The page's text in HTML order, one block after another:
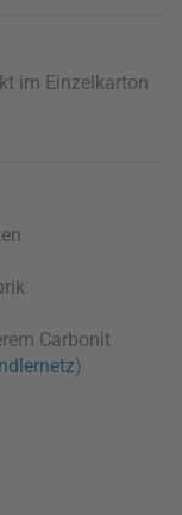
im Einzelkarton
Carbonit
)